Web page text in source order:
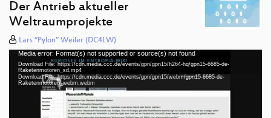
Der Antrieb aktueller
Weltraumprojekte
Lars “Pylon” Weiler (DC4LW)
Video
Player
Media error: Format(s) not supported or source(s) not found
Download File: https://cdn.media.ccc.de/events/gpn/gpn15/h264-hq/gpn15-6685-de-
Raketenmotoren_sd.mp4
Download File: https://cdn.media.ccc.de/events/gpn/gpn15/webm/gpn15-6685-de-
Raketenmotoren_webm.webm